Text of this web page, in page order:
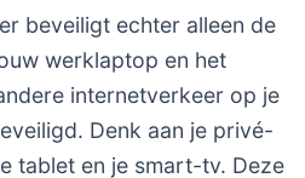
beveiligt echter alleen de
werklaptop en het
internetverkeer op je
Denk aan je privé-
tablet en je smart-tv. Deze